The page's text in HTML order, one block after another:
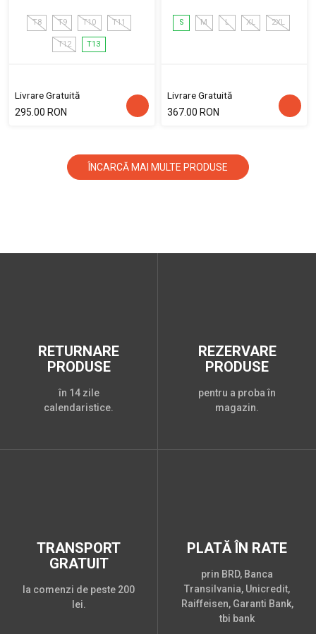
T8 T9 T10 T11
T12 T13
Livrare Gratuită
295.00 RON
S M L XL 2XL
Livrare Gratuită
367.00 RON
ÎNCARCĂ MAI MULTE PRODUSE
RETURNARE
PRODUSE
în 14 zile
calendaristice.
REZERVARE
PRODUSE
pentru a proba în
magazin.
TRANSPORT
GRATUIT
la comenzi de peste 200
lei.
PLATĂ ÎN RATE
prin BRD, Banca
Transilvania, Unicredit,
Raiffeisen, Garanti Bank,
tbi bank